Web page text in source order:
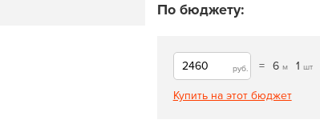
По бюджету:
руб. = 6 м 1 шт
Купить на этот бюджет